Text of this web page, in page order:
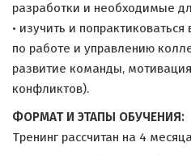
разработки и необходимые
• изучить и
по работе и управлению
развитие команды,
конфликтов).
ФОРМАТ И ЭТАПЫ ОБУЧЕНИЯ:
Тренинг рассчитан на 4